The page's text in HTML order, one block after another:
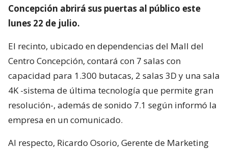
Concepción abrirá sus puertas al público este
lunes 22 de julio.
El recinto, ubicado en dependencias del Mall del
Centro Concepción, contará con 7 salas con
capacidad para 1.300 butacas, 2 salas 3D y una sala
4K -sistema de última tecnología que permite gran
resolución-, además de sonido 7.1 según informó la
empresa en un comunicado.
Al respecto, Ricardo Osorio, Gerente de Marketing